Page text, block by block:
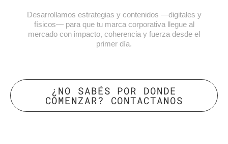
Desarrollamos estrategias y contenidos —digitales y
físicos— para que tu marca corporativa llegue al
mercado con impacto, coherencia y fuerza desde el
primer día.
¿NO SABÉS POR DONDE
COMENZAR? CONTACTANOS